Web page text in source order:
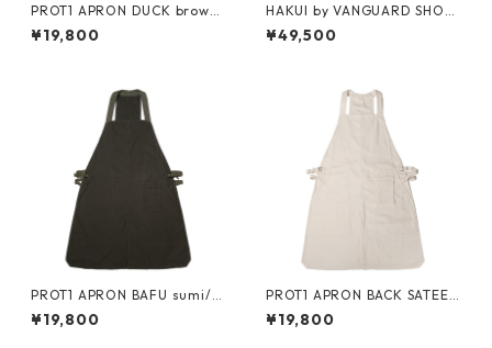
PROT1 APRON DUCK brown/
brown/ camel
¥19,800
HAKUI by VANGUARD SHOP
COAT -white-
¥49,500
PROT1 APRON BAFU sumi/ o
live/ olive
¥19,800
PROT1 APRON BACK SATEEN
kinari/kinari/kinari
¥19,800